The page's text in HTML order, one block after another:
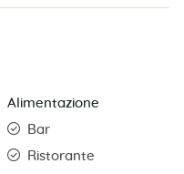
Alimentazione
Bar
Ristorante